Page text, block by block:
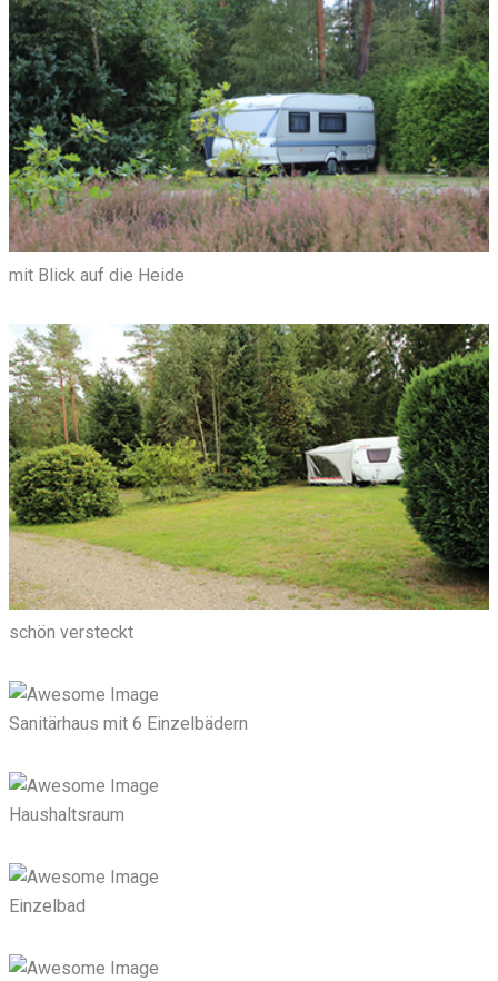
mit Blick auf die Heide
schön versteckt
Sanitärhaus mit 6 Einzelbädern
Haushaltsraum
Einzelbad